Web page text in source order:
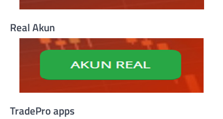
Real Akun
TradePro apps